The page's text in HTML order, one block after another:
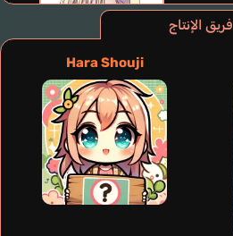
فريق الإنتاج
Hara Shouji